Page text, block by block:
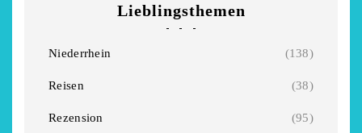
Hofcafés am
Niederrhein
Restsommer -
Garnier
Lieblingsthemen
Niederrhein (138)
Reisen (38)
Rezension (95)